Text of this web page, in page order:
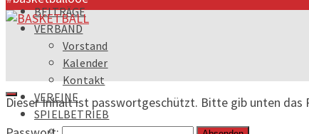
BEITRÄGE
VERBAND
Vorstand
Kalender
Kontakt
VEREINE
SPIELBETRIEB
SPIELE
Dieser Inhalt ist passwortgeschützt. Bitte gib unten das